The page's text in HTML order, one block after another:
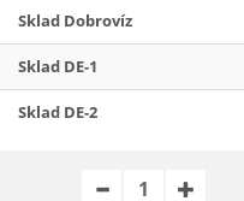
Sklad Dobrovíz
Sklad DE-1
Sklad DE-2